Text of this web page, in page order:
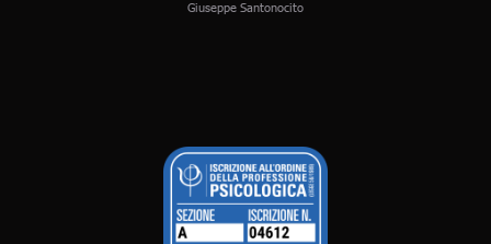
Giuseppe Santonocito